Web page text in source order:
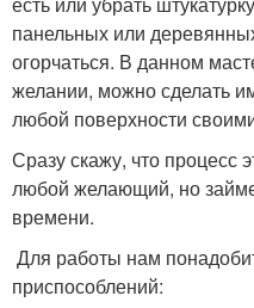
панельных или
огорчаться. В данном
желании, можно сделать
любой поверхности
Сразу скажу, что процесс
любой желающий, но
времени.
Для работы нам
приспособлений: